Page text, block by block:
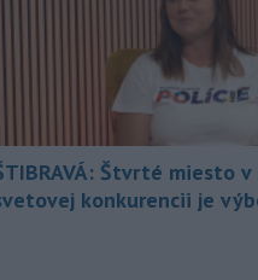
armáda zároveň oznámila,
oblasti začala novú vlnu
útokov. Stalo sa tak v reakcii
porušenie prímeria zo
Hizballáh.
zo
ústavu
Štvrté miesto
konkurencii je